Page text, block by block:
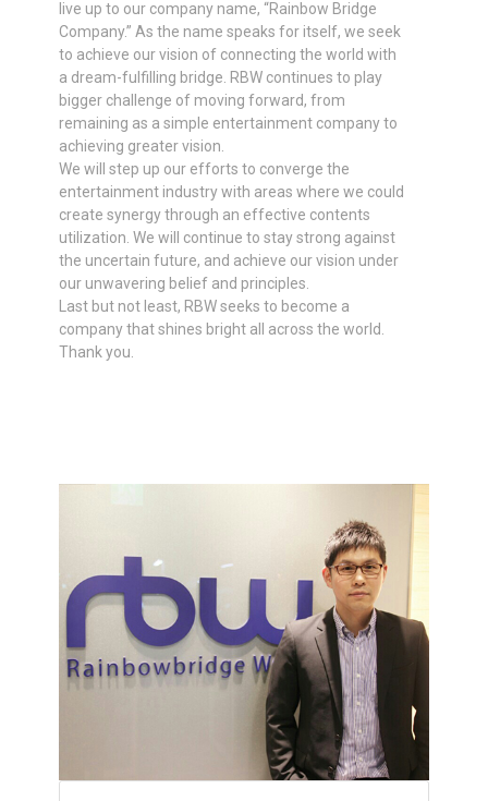
live up to our company name, “Rainbow Bridge
Company.” As the name speaks for itself, we seek
to achieve our vision of connecting the world with
a dream-fulfilling bridge. RBW continues to play
bigger challenge of moving forward, from
remaining as a simple entertainment company to
achieving greater vision.
We will step up our efforts to converge the
entertainment industry with areas where we could
create synergy through an effective contents
utilization. We will continue to stay strong against
the uncertain future, and achieve our vision under
our unwavering belief and principles.
Last but not least, RBW seeks to become a
company that shines bright all across the world.
Thank you.